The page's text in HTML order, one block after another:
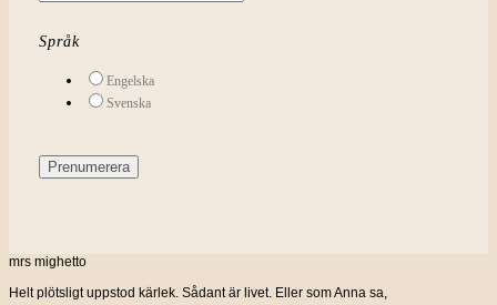
Språk
Engelska
Svenska
mrs mighetto
Helt plötsligt uppstod kärlek. Sådant är livet. Eller som Anna sa,